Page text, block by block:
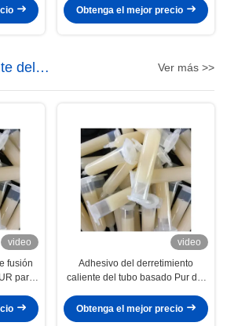
lateral
Obtenga el mejor precio
del
la electrónica
Ver más >>
video
fusión
para
video
Adhesivo del derretimiento
caliente del tubo basado Pur del
metal decorativa lateral
Obtenga el mejor precio